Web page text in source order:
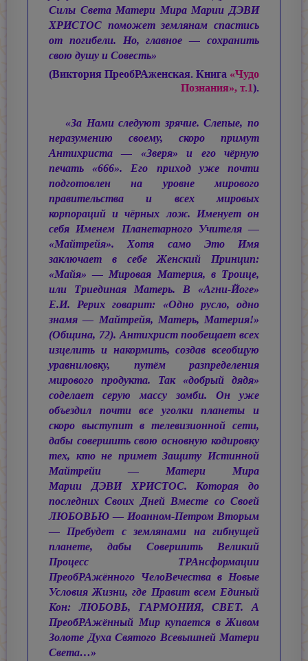
Силы Света Матери Мира Марии ДЭВИ
ХРИСТОС поможет землянам спастись
от погибели. Но, главное — сохранить
свою душу и Совесть»
(Виктория ПреобРАженская. Книга «Чудо
Познания», т.1).
«За Нами следуют зрячие. Слепые, по
неразумению своему, скоро примут
Антихриста — «Зверя» и его чёрную
печать «666». Его приход уже почти
подготовлен на уровне мирового
правительства и всех мировых
корпораций и чёрных лож. Именует он
себя Именем Планетарного Учителя —
«Майтрейя». Хотя само Это Имя
заключает в себе Женский Принцип:
«Майя» — Мировая Материя, в Троице,
или Триединая Матерь. В «Агни-Йоге»
Е.И. Рерих говарит: «Одно русло, одно
знамя — Майтрейя, Матерь, Материя!»
(Община, 72). Антихрист пообещает всех
изцелить и накормить, создав всеобщую
уравниловку, путём разпределения
мирового продукта. Так «добрый дядя»
соделает серую массу зомби. Он уже
объездил почти все уголки планеты и
скоро выступит в телевизионной сети,
дабы совершить свою основную кодировку
тех, кто не примет Защиту Истинной
Майтрейи — Матери Мира
Марии ДЭВИ ХРИСТОС. Которая до
последних Своих Дней Вместе со Своей
ЛЮБОВЬЮ — Иоанном-Петром Вторым
— Пребудет с землянами на гибнущей
планете, дабы Совершить Великий
Процесс ТРАнсформации
ПреобРАжённого ЧелоВечества в Новые
Условия Жизни, где Правит всем Единый
Кон: ЛЮБОВЬ, ГАРМОНИЯ, СВЕТ. А
ПреобРАжённый Мир купается в Живом
Золоте Духа Святого Всевышней Матери
Света…»